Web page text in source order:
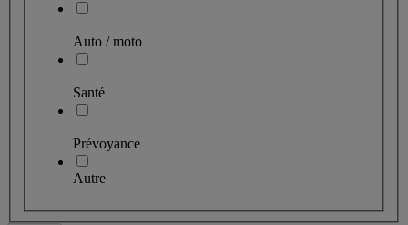
Auto / moto
Santé
Prévoyance
Autre